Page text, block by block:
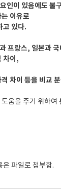
인이 있음에도 불
이유로
고 있다.
프랑스, 일본과
차이,
차이 등을 비교
움을 주기 위하여
파일로 첨부함.